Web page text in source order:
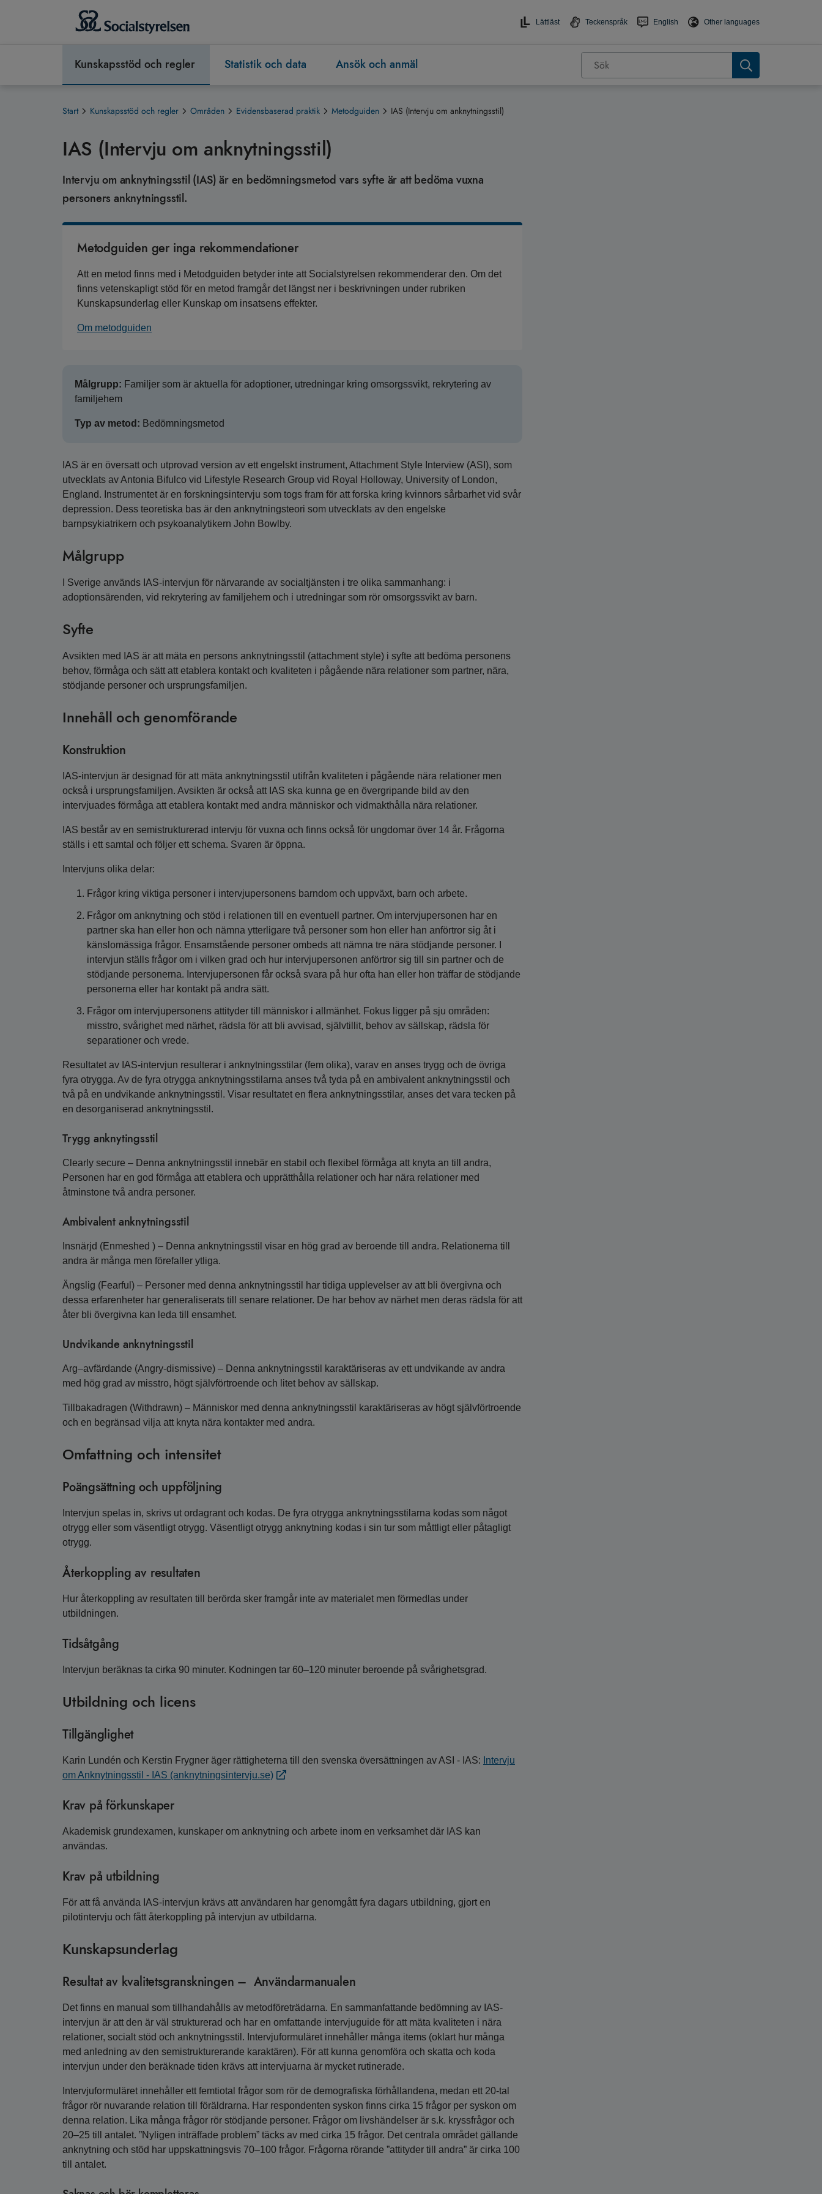
Lättläst Teckenspråk English Other languages
Kunskapsstöd och regler Statistik och data Ansök och anmäl
Start Kunskapsstöd och regler Områden Evidensbaserad praktik Metodguiden IAS (Intervju om anknytningsstil)
IAS (Intervju om anknytningsstil)
Intervju om anknytningsstil (IAS) är en bedömningsmetod vars syfte är att bedöma vuxna
personers anknytningsstil.
Metodguiden ger inga rekommendationer
Att en metod finns med i Metodguiden betyder inte att Socialstyrelsen rekommenderar den. Om det
finns vetenskapligt stöd för en metod framgår det längst ner i beskrivningen under rubriken
Kunskapsunderlag eller Kunskap om insatsens effekter.
Om metodguiden
Målgrupp: Familjer som är aktuella för adoptioner, utredningar kring omsorgssvikt, rekrytering av
familjehem
Typ av metod: Bedömningsmetod
IAS är en översatt och utprovad version av ett engelskt instrument, Attachment Style Interview (ASI), som
utvecklats av Antonia Bifulco vid Lifestyle Research Group vid Royal Holloway, University of London,
England. Instrumentet är en forskningsintervju som togs fram för att forska kring kvinnors sårbarhet vid svår
depression. Dess teoretiska bas är den anknytningsteori som utvecklats av den engelske
barnpsykiatrikern och psykoanalytikern John Bowlby.
Målgrupp
I Sverige används IAS-intervjun för närvarande av socialtjänsten i tre olika sammanhang: i
adoptionsärenden, vid rekrytering av familjehem och i utredningar som rör omsorgssvikt av barn.
Syfte
Avsikten med IAS är att mäta en persons anknytningsstil (attachment style) i syfte att bedöma personens
behov, förmåga och sätt att etablera kontakt och kvaliteten i pågående nära relationer som partner, nära,
stödjande personer och ursprungsfamiljen.
Innehåll och genomförande
Konstruktion
IAS-intervjun är designad för att mäta anknytningsstil utifrån kvaliteten i pågående nära relationer men
också i ursprungsfamiljen. Avsikten är också att IAS ska kunna ge en övergripande bild av den
intervjuades förmåga att etablera kontakt med andra människor och vidmakthålla nära relationer.
IAS består av en semistrukturerad intervju för vuxna och finns också för ungdomar över 14 år. Frågorna
ställs i ett samtal och följer ett schema. Svaren är öppna.
Intervjuns olika delar:
Frågor kring viktiga personer i intervjupersonens barndom och uppväxt, barn och arbete.
Frågor om anknytning och stöd i relationen till en eventuell partner. Om intervjupersonen har en
partner ska han eller hon och nämna ytterligare två personer som hon eller han anförtror sig åt i
känslomässiga frågor. Ensamstående personer ombeds att nämna tre nära stödjande personer. I
intervjun ställs frågor om i vilken grad och hur intervjupersonen anförtror sig till sin partner och de
stödjande personerna. Intervjupersonen får också svara på hur ofta han eller hon träffar de stödjande
personerna eller har kontakt på andra sätt.
Frågor om intervjupersonens attityder till människor i allmänhet. Fokus ligger på sju områden:
misstro, svårighet med närhet, rädsla för att bli avvisad, självtillit, behov av sällskap, rädsla för
separationer och vrede.
Resultatet av IAS-intervjun resulterar i anknytningsstilar (fem olika), varav en anses trygg och de övriga
fyra otrygga. Av de fyra otrygga anknytningsstilarna anses två tyda på en ambivalent anknytningsstil och
två på en undvikande anknytningsstil. Visar resultatet en flera anknytningsstilar, anses det vara tecken på
en desorganiserad anknytningsstil.
Trygg anknytingsstil
Clearly secure – Denna anknytningsstil innebär en stabil och flexibel förmåga att knyta an till andra,
Personen har en god förmåga att etablera och upprätthålla relationer och har nära relationer med
åtminstone två andra personer.
Ambivalent anknytningsstil
Insnärjd (Enmeshed ) – Denna anknytningsstil visar en hög grad av beroende till andra. Relationerna till
andra är många men förefaller ytliga.
Ängslig (Fearful) – Personer med denna anknytningsstil har tidiga upplevelser av att bli övergivna och
dessa erfarenheter har generaliserats till senare relationer. De har behov av närhet men deras rädsla för att
åter bli övergivna kan leda till ensamhet.
Undvikande anknytningsstil
Arg–avfärdande (Angry-dismissive) – Denna anknytningsstil karaktäriseras av ett undvikande av andra
med hög grad av misstro, högt självförtroende och litet behov av sällskap.
Tillbakadragen (Withdrawn) – Människor med denna anknytningsstil karaktäriseras av högt självförtroende
och en begränsad vilja att knyta nära kontakter med andra.
Omfattning och intensitet
Poängsättning och uppföljning
Intervjun spelas in, skrivs ut ordagrant och kodas. De fyra otrygga anknytningsstilarna kodas som något
otrygg eller som väsentligt otrygg. Väsentligt otrygg anknytning kodas i sin tur som måttligt eller påtagligt
otrygg.
Återkoppling av resultaten
Hur återkoppling av resultaten till berörda sker framgår inte av materialet men förmedlas under
utbildningen.
Tidsåtgång
Intervjun beräknas ta cirka 90 minuter. Kodningen tar 60–120 minuter beroende på svårighetsgrad.
Utbildning och licens
Tillgänglighet
Karin Lundén och Kerstin Frygner äger rättigheterna till den svenska översättningen av ASI - IAS: Intervju
om Anknytningsstil - IAS (anknytningsintervju.se)
Krav på förkunskaper
Akademisk grundexamen, kunskaper om anknytning och arbete inom en verksamhet där IAS kan
användas.
Krav på utbildning
För att få använda IAS-intervjun krävs att användaren har genomgått fyra dagars utbildning, gjort en
pilotintervju och fått återkoppling på intervjun av utbildarna.
Kunskapsunderlag
Resultat av kvalitetsgranskningen – Användarmanualen
Det finns en manual som tillhandahålls av metodföreträdarna. En sammanfattande bedömning av IAS-
intervjun är att den är väl strukturerad och har en omfattande intervjuguide för att mäta kvaliteten i nära
relationer, socialt stöd och anknytningsstil. Intervjuformuläret innehåller många items (oklart hur många
med anledning av den semistrukturerande karaktären). För att kunna genomföra och skatta och koda
intervjun under den beräknade tiden krävs att intervjuarna är mycket rutinerade.
Intervjuformuläret innehåller ett femtiotal frågor som rör de demografiska förhållandena, medan ett 20-tal
frågor rör nuvarande relation till föräldrarna. Har respondenten syskon finns cirka 15 frågor per syskon om
denna relation. Lika många frågor rör stödjande personer. Frågor om livshändelser är s.k. kryssfrågor och
20–25 till antalet. ”Nyligen inträffade problem” täcks av med cirka 15 frågor. Det centrala området gällande
anknytning och stöd har uppskattningsvis 70–100 frågor. Frågorna rörande ”attityder till andra” är cirka 100
till antalet.